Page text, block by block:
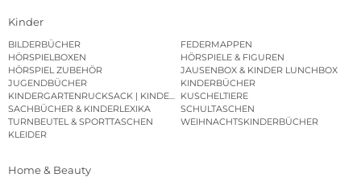
Kinder
BILDERBÜCHER
FEDERMAPPEN
HÖRSPIELBOXEN
HÖRSPIELE & FIGUREN
HÖRSPIEL ZUBEHÖR
JAUSENBOX & KINDER LUNCHBOX
JUGENDBÜCHER
KINDERBÜCHER
KINDERGARTENRUCKSACK | KINDERGARTENBEUTEL
KUSCHELTIERE
SACHBÜCHER & KINDERLEXIKA
SCHULTASCHEN
TURNBEUTEL & SPORTTASCHEN
WEIHNACHTSKINDERBÜCHER
KLEIDER
Home & Beauty